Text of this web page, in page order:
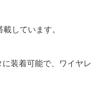
しています。
に装着可能で、ワイヤレ